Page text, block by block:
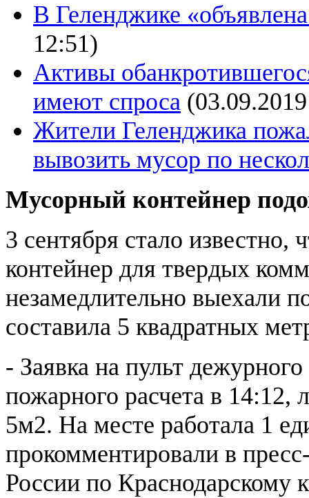
В Геленджике
12:51)
Активы
имеют спроса
Жители Геленджика
вывозить мусор по
Мусорный контейнер
3 сентября стало
контейнер для твердых
незамедлительно выехали
составила 5 квадратных
- Заявка на пульт
пожарного расчета в 14:12,
5м2. На месте работала 1
прокомментировали в
России по Краснодарскому